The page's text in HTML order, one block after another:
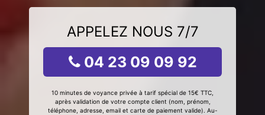
APPELEZ NOUS 7/7
04 23 09 09 92
10 minutes de voyance privée à tarif spécial de 15€ TTC,
après validation de votre compte client (nom, prénom,
téléphone, adresse, email et carte de paiement valide). Au-